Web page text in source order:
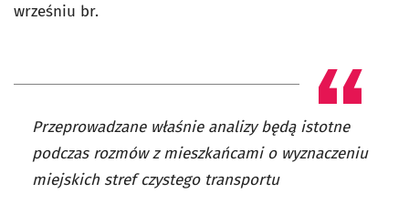
wrześniu br.
Przeprowadzane właśnie analizy będą istotne
podczas rozmów z mieszkańcami o wyznaczeniu
miejskich stref czystego transportu